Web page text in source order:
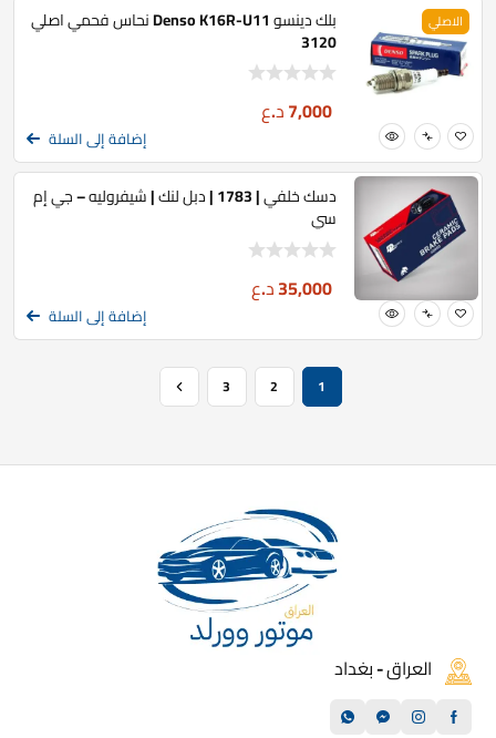
الاصلي بلك دينسو Denso K16R-U11 نحاس فحمي اصلي
3120
7,000د.ع
إضافة إلى السلة
دسك خلفي | 1783 | دبل لنك | شيفروليه – جي إم
سي
35,000د.ع
إضافة إلى السلة
1
2
3
العراق - بغداد